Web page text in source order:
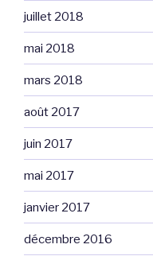
juillet 2018
mai 2018
mars 2018
août 2017
juin 2017
mai 2017
janvier 2017
décembre 2016